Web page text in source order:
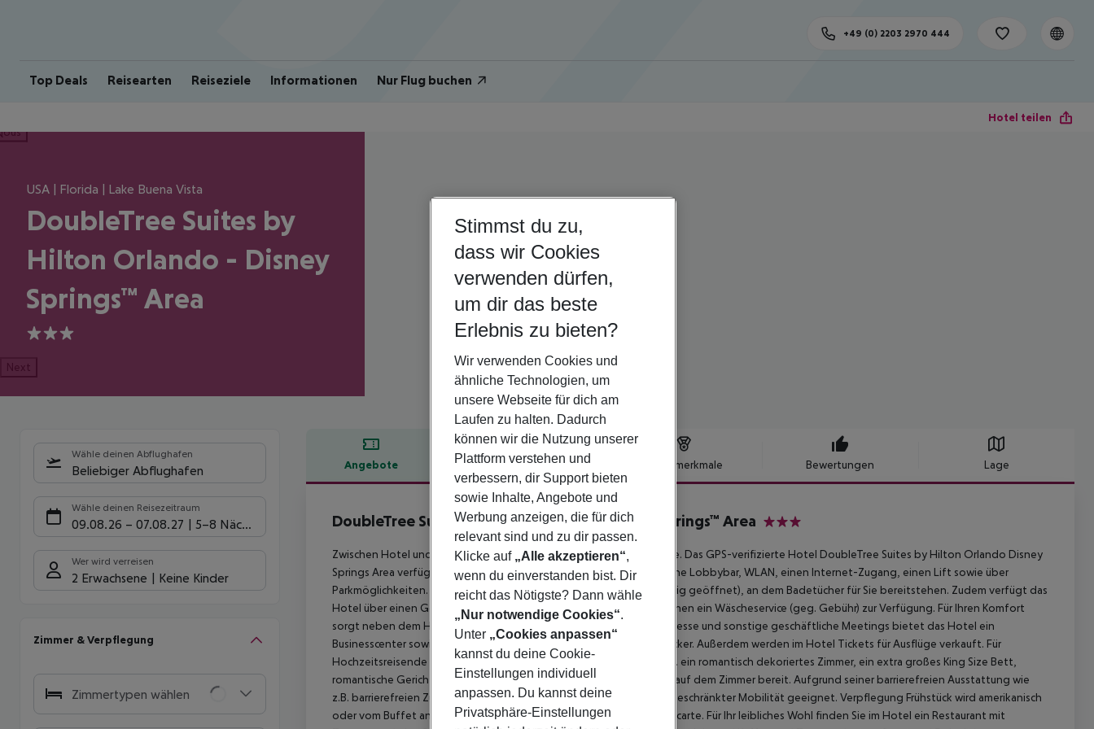
Top Deals Reisearten Reiseziele Informationen Nur Flug buchen
+49 (0) 2203 2970 444
Hotel teilen
USA | Florida | Lake Buena Vista
DoubleTree Suites by
Hilton Orlando - Disney
Springs™ Area
3
Next
Wähle deinen Abflughafen
Beliebiger Abflughafen
Wähle deinen Reisezeitraum
09.08.26 – 07.08.27 5-8 Nächte
Wer wird verreisen
2 Erwachsene Keine Kinder
Zimmer & Verpflegung
Zimmertypen wählen
Angebote Hotelbeschreibung Hotelmerkmale Bewertungen Lage
Hotelbeschreibung
DoubleTree Suites by Hilton Orlando - Disney Springs™ Area
Zwischen Hotel und Flughafen verkehrt ein kostenpflichtiges Shuttle. Das GPS-verifizierte Hotel DoubleTree Suites by Hilton Orlando Disney
Springs Area verfügt über eine 24h am Tag geöffnete Rezeption, eine Lobbybar, WLAN, einen Internet-Zugang, einen Lift sowie über
Parkmöglichkeiten. Im Außenbereich befindet sich ein Pool (ganzjährig geöffnet), an dem Badetücher für Sie bereitstehen. Zudem verfügt das
Hotel über einen Geldautomat. Zur Reinigung Ihrer Kleidung steht Ihnen ein Wäscheservice (geg. Gebühr) zur Verfügung. Für Ihren Komfort
sorgt neben dem Hotelpagen auch der Concierge-Service. Für Kongresse und sonstige geschäftliche Meetings bietet das Hotel ein
Businesscenter sowie einen Konferenzbereich (geg. Gebühr) mit Drucker. Außerdem werden im Hotel Tickets für Ausflüge verkauft. Für
Hochzeitsreisende hält das Hotel einige spezielle Angebote wie z.B. ein romantisch dekoriertes Zimmer, ein extra großes King Size Bett,
romantische Gerichte im Restaurant, Champagner oder Schaumwein auf dem Zimmer bereit. Aufgrund seiner barrierefreien Ausstattung wie
z.B. barrierefreien Zugängen ist das Hotel auch für Personen mit eingeschränkter Mobilität geeignet. Verpflegung Frühstück wird amerikanisch
oder vom Buffet angeboten. Zum Abendessen gibt es Gerichte à la carte. Für Ihr leibliches Wohl finden Sie im Hotel ein Restaurant mit
Stimmst du zu,
dass wir Cookies
verwenden dürfen,
um dir das beste
Erlebnis zu bieten?
Wir verwenden Cookies und
ähnliche Technologien, um
unsere Webseite für dich am
Laufen zu halten. Dadurch
können wir die Nutzung unserer
Plattform verstehen und
verbessern, dir Support bieten
sowie Inhalte, Angebote und
Werbung anzeigen, die für dich
relevant sind und zu dir passen.
Klicke auf „Alle akzeptieren“,
wenn du einverstanden bist. Dir
reicht das Nötigste? Dann wähle
„Nur notwendige Cookies“.
Unter „Cookies anpassen“
kannst du deine Cookie-
Einstellungen individuell
anpassen. Du kannst deine
Privatsphäre-Einstellungen